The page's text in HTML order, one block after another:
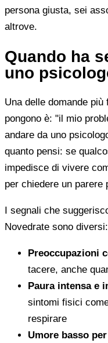
persona giusta, sei
altrove.
Quando ha
uno
Una delle domande
pongono è: "il mio
andare da uno
quanto pensi: se
impedisce di vivere
per chiedere un parere
I segnali che
Novedrate sono diversi:
Preoccupazioni
tacere, anche
Paura intensa e
sintomi fisici
respirare
Umore basso